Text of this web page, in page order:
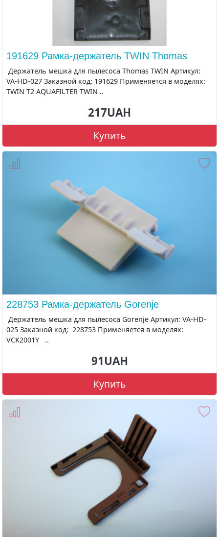
191629 Рамка-держатель TWIN Thomas
Держатель мешка для пылесоса Thomas TWIN Артикул:
VA-HD-027 Заказной код: 191629 Применяется в моделях:
TWIN T2 AQUAFILTER TWIN ..
217UAH
Купить
228753 Рамка-держатель Gorenje
Держатель мешка для пылесоса Gorenje Артикул: VA-HD-
025 Заказной код: 228753 Применяется в моделях:
VCK2001Y ..
91UAH
Купить